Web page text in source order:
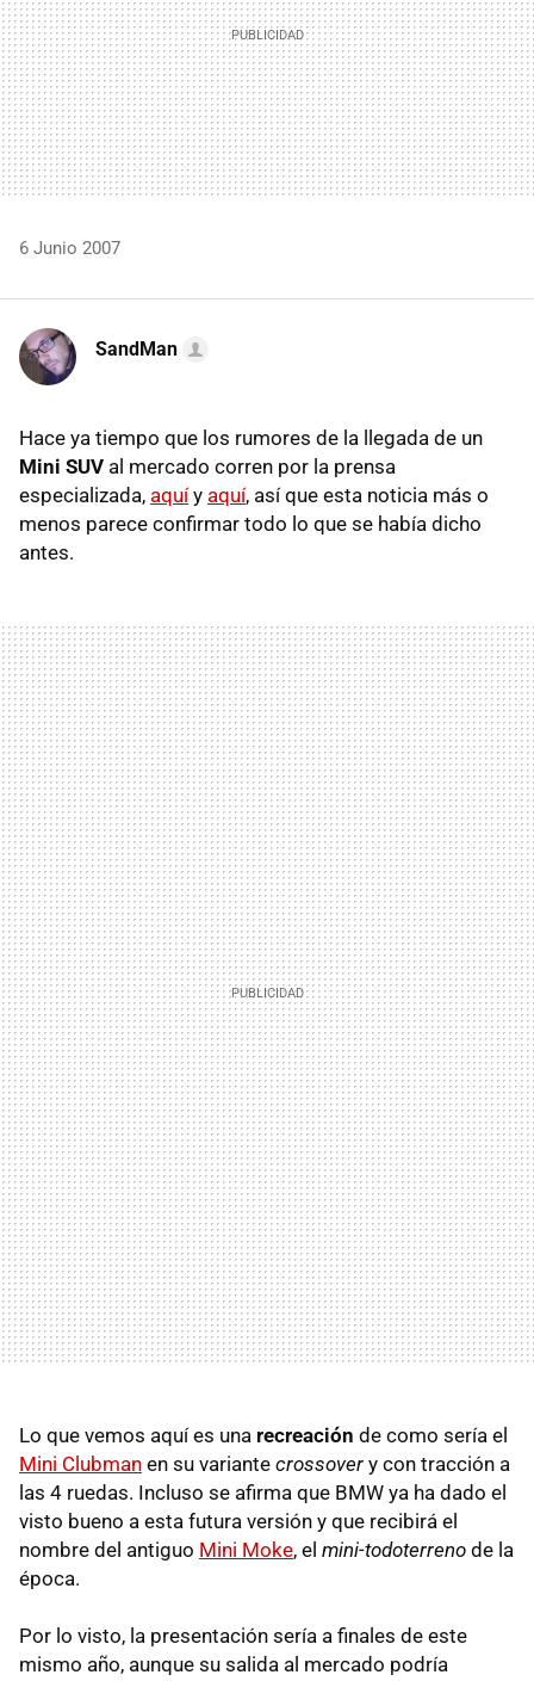
6 Junio 2007
SandMan
Hace ya tiempo que los rumores de la llegada de un
Mini SUV al mercado corren por la prensa
especializada, aquíy aquí, así que esta noticia más o
menos parece confirmar todo lo que se había dicho
antes.
Lo que vemos aquí es una recreación de como sería el
Mini Clubman en su variante crossover y con tracción a
las 4 ruedas. Incluso se afirma que BMW ya ha dado el
visto bueno a esta futura versión y que recibirá el
nombre del antiguo Mini Moke, el mini-todoterreno de la
época.
Por lo visto, la presentación sería a finales de este
mismo año, aunque su salida al mercado podría